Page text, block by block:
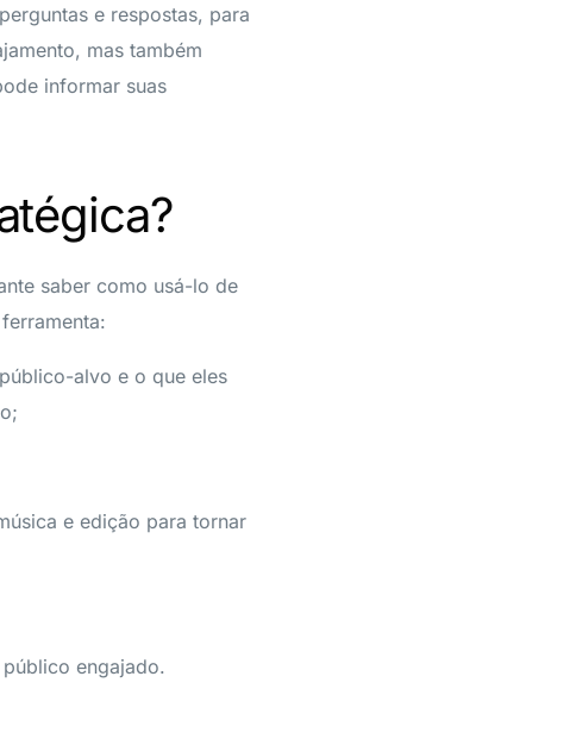
e respostas, para
mas também
informar suas
saber como usá-lo de
alvo e o que eles
e edição para tornar
engajado.